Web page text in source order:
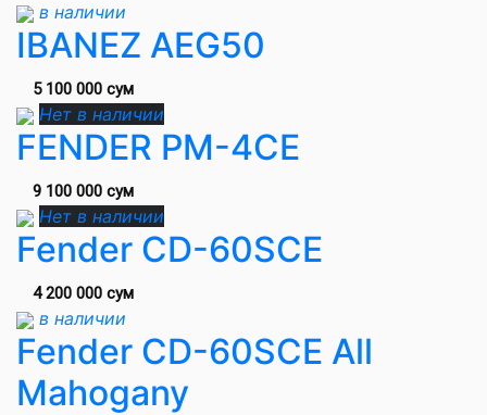
в наличии
IBANEZ AEG50
5 100 000 сум
Нет в наличии
FENDER PM-4CE
9 100 000 сум
Нет в наличии
Fender CD-60SCE
4 200 000 сум
в наличии
Fender CD-60SCE All
Mahogany